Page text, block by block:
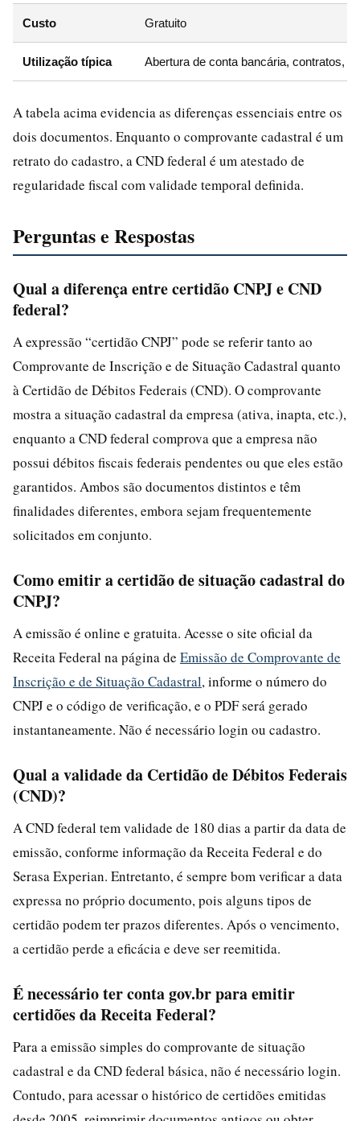
Custo Gratuito
Utilização típica Abertura de conta bancária, contratos,
A tabela acima evidencia as diferenças essenciais entre os
dois documentos. Enquanto o comprovante cadastral é um
retrato do cadastro, a CND federal é um atestado de
regularidade fiscal com validade temporal definida.
Perguntas e Respostas
Qual a diferença entre certidão CNPJ e CND
federal?
A expressão “certidão CNPJ” pode se referir tanto ao
Comprovante de Inscrição e de Situação Cadastral quanto
à Certidão de Débitos Federais (CND). O comprovante
mostra a situação cadastral da empresa (ativa, inapta, etc.),
enquanto a CND federal comprova que a empresa não
possui débitos fiscais federais pendentes ou que eles estão
garantidos. Ambos são documentos distintos e têm
finalidades diferentes, embora sejam frequentemente
solicitados em conjunto.
Como emitir a certidão de situação cadastral do
CNPJ?
A emissão é online e gratuita. Acesse o site oficial da
Receita Federal na página de Emissão de Comprovante de
Inscrição e de Situação Cadastral, informe o número do
CNPJ e o código de verificação, e o PDF será gerado
instantaneamente. Não é necessário login ou cadastro.
Qual a validade da Certidão de Débitos Federais
(CND)?
A CND federal tem validade de 180 dias a partir da data de
emissão, conforme informação da Receita Federal e do
Serasa Experian. Entretanto, é sempre bom verificar a data
expressa no próprio documento, pois alguns tipos de
certidão podem ter prazos diferentes. Após o vencimento,
a certidão perde a eficácia e deve ser reemitida.
É necessário ter conta gov.br para emitir
certidões da Receita Federal?
Para a emissão simples do comprovante de situação
cadastral e da CND federal básica, não é necessário login.
Contudo, para acessar o histórico de certidões emitidas